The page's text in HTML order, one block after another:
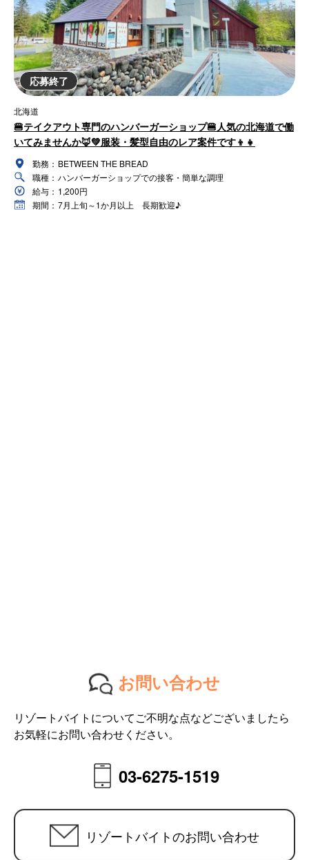
応募終了
北海道
🍔テイクアウト専門のハンバーガーショップ🍔人気の北海道で働
いてみませんか🦊💚服装・髪型自由のレア案件です👦👧
勤務： BETWEEN THE BREAD
職種： ハンバーガーショップでの接客・簡単な調理
給与： 1,200円
期間： 7月上旬～1か月以上 長期歓迎♪
お問い合わせ
リゾートバイトについてご不明な点などございましたら
お気軽にお問い合わせください。
03-6275-1519
リゾートバイトのお問い合わせ